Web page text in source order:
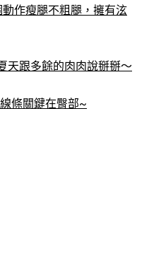
作瘦腿不粗腿，擁有泫
天跟多餘的肉肉說掰掰～
條關鍵在臀部~